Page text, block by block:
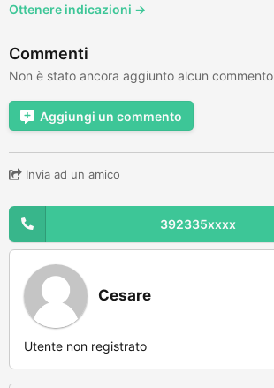
Ottenere indicazioni →
Commenti
Non è stato ancora aggiunto alcun commento
Aggiungi un commento
Invia ad un amico
392335xxxx
Cesare
Utente non registrato